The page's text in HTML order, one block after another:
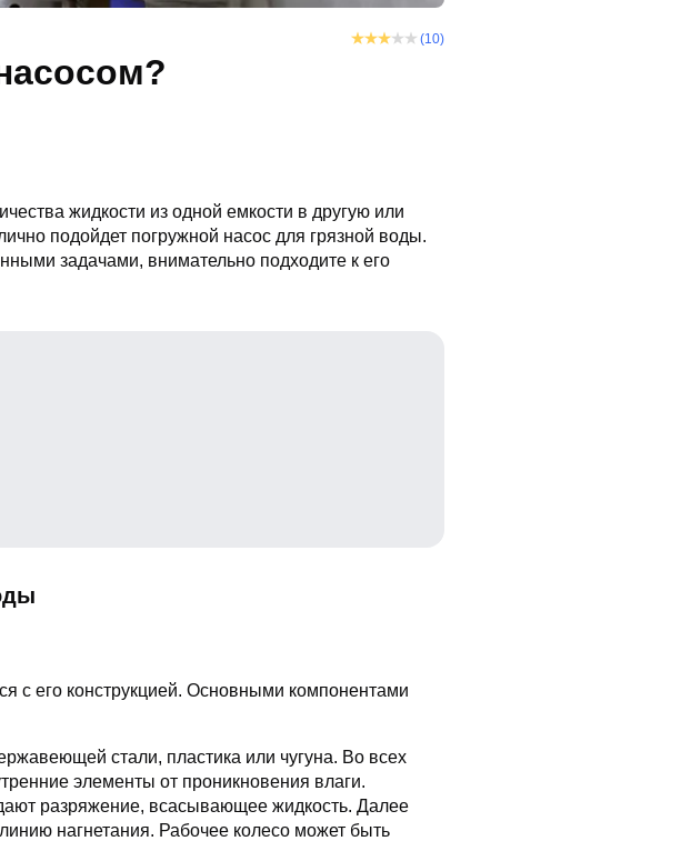
(10)
жидкости из одной емкости в другую или
подойдет погружной насос для грязной воды.
задачами, внимательно подходите к его
с его конструкцией. Основными компонентами
стали, пластика или чугуна. Во всех
элементы от проникновения влаги.
разряжение, всасывающее жидкость. Далее
нагнетания. Рабочее колесо может быть